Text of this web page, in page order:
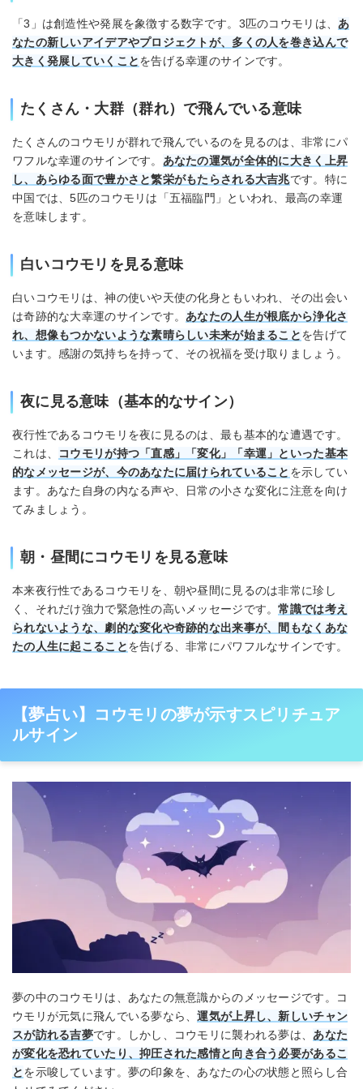
「3」は創造性や発展を象徴する数字です。3匹のコウモリは、 あ
なたの新しいアイデアやプロジェクトが、多くの人を巻き込んで
大きく発展していくことを告げる幸運のサインです。
たくさん・大群（群れ）で飛んでいる意味
たくさんのコウモリが群れで飛んでいるのを見るのは、非常にパ
ワフルな幸運のサインです。 あなたの運気が全体的に大きく上昇
し、あらゆる面で豊かさと繁栄がもたらされる大吉兆です。特に
中国では、5匹のコウモリは「五福臨門」といわれ、最高の幸運
を意味します。
白いコウモリを見る意味
白いコウモリは、神の使いや天使の化身ともいわれ、その出会い
は奇跡的な大幸運のサインです。 あなたの人生が根底から浄化さ
れ、想像もつかないような素晴らしい未来が始まることを告げて
います。感謝の気持ちを持って、その祝福を受け取りましょう。
夜に見る意味（基本的なサイン）
夜行性であるコウモリを夜に見るのは、最も基本的な遭遇です。
これは、
コウモリが持つ「直感」「変化」「幸運」といった基本
的なメッセージが、今のあなたに届けられていること を示してい
ます。あなた自身の内なる声や、日常の小さな変化に注意を向け
てみましょう。
朝・昼間にコウモリを見る意味
本来夜行性であるコウモリを、朝や昼間に見るのは非常に珍し
く、それだけ強力で緊急性の高いメッセージです。常識では考え
られないような、劇的な変化や奇跡的な出来事が、間もなくあな
たの人生に起こることを告げる、非常にパワフルなサインです。
【夢占い】コウモリの夢が示すスピリチュア
ルサイン
夢の中のコウモリは、あなたの無意識からのメッセージです。コ
ウモリが元気に飛んでいる夢なら、運気が上昇し、新しいチャン
スが訪れる吉夢です。しかし、コウモリに襲われる夢は、あなた
が変化を恐れていたり、抑圧された感情と向き合う必要があるこ
とを示唆しています。夢の印象を、あなたの心の状態と照らし合